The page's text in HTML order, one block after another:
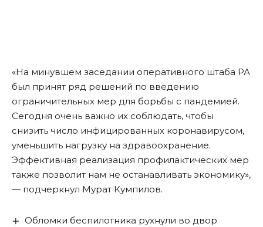
«На минувшем заседании оперативного штаба РА
был принят ряд решений по введению
ограничительных мер для борьбы с пандемией.
Сегодня очень важно их соблюдать, чтобы
снизить число инфицированных коронавирусом,
уменьшить нагрузку на здравоохранение.
Эффективная реализация профилактических мер
также позволит нам не останавливать экономику»,
— подчеркнул Мурат Кумпилов.
Обломки беспилотника рухнули во двор